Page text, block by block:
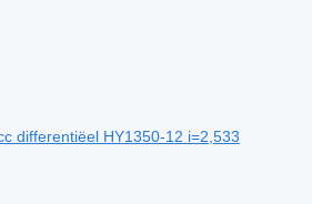
differentiëel HY1350-12 i=2,533